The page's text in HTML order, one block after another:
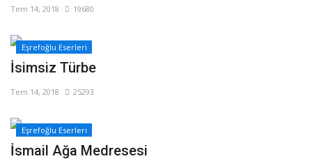
Tem 14, 2018 19680
Eşrefoğlu Eserleri
İsimsiz Türbe
Tem 14, 2018 25293
Eşrefoğlu Eserleri
İsmail Ağa Medresesi